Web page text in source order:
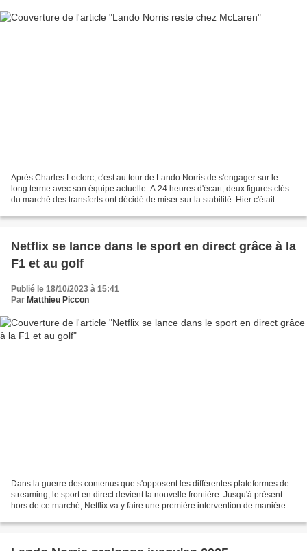
Après Charles Leclerc, c'est au tour de Lando Norris de s'engager sur le
long terme avec son équipe actuelle. A 24 heures d'écart, deux figures clés
du marché des transferts ont décidé de miser sur la stabilité. Hier c'était
Netflix se lance dans le sport en direct grâce à la
F1 et au golf
Publié le 18/10/2023 à 15:41
Par Matthieu Piccon
Dans la guerre des contenus que s'opposent les différentes plateformes de
streaming, le sport en direct devient la nouvelle frontière. Jusqu'à présent
hors de ce marché, Netflix va y faire une première intervention de manière